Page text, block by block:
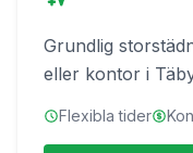
Grundlig
eller kontor i
Flexibla tider